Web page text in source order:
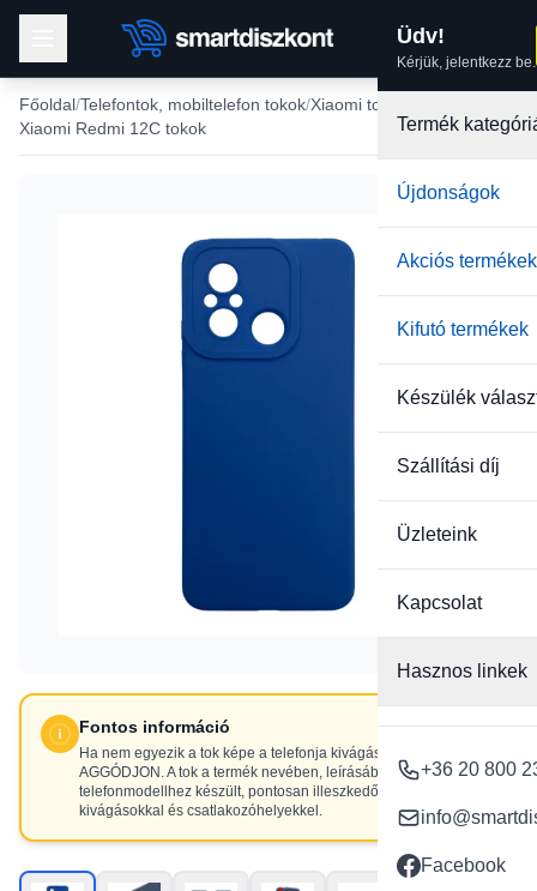
Üdv!
Kérjük, jelentkezz be.
Termék
Újdonságok
Akciós termékek
Kifutó termékek
Készülék
Szállítási díj
Üzleteink
Kapcsolat
Hasznos linkek
+36 20 800
Facebook
Főoldal Telefontok, mobiltelefon tokok Xiaomi tokok
Xiaomi Redmi 12C tokok
Fontos információ
Ha nem egyezik a tok képe a telefonja kivágásaival, NE
AGGÓDJON. A tok a termék nevében, leírásában szereplő
telefonmodellhez készült, pontosan illeszkedő
kivágásokkal és csatlakozóhelyekkel.